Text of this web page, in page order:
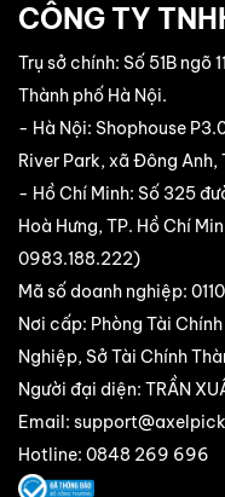
CÔNG TY
Trụ sở chính: Số 51B ngõ
Thành phố Hà Nội.
- Hà Nội: Shophouse
River Park, xã Đông Anh,
- Hồ Chí Minh: Số 325
Hoà Hưng, TP. Hồ Chí
0983.188.222)
Mã số doanh nghiệp:
Nơi cấp: Phòng Tài
Nghiệp, Sở Tài Chính
Người đại diện: TRẦN
Email:
Hotline: 0848 269 696